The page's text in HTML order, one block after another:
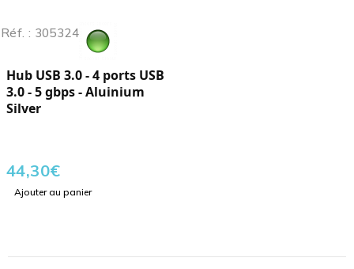
Réf. : 305324
Hub USB 3.0 - 4 ports USB
3.0 - 5 gbps - Aluinium
Silver
44,30€
Ajouter au panier